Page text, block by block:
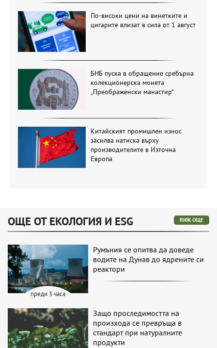
По-високи цени на винетките и
цигарите влизат в сила от 1 август
БНБ пуска в обращение сребърна
колекционерска монета
„Преображенски манастир“
Китайският промишлен износ
засилва натиска върху
производителите в Източна
Европа
ОЩЕ ОТ ЕКОЛОГИЯ И ESG ВИЖ ОЩЕ
преди 3 часа
Румъния се опитва да доведе
водите на Дунав до ядрените си
реактори
Защо проследимостта на
произхода се превръща в
стандарт при натуралните
продукти